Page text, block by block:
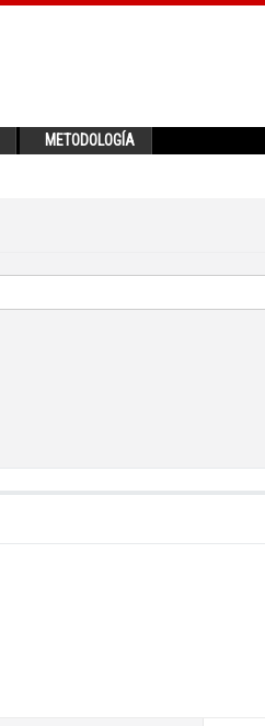
METODOLOGÍA